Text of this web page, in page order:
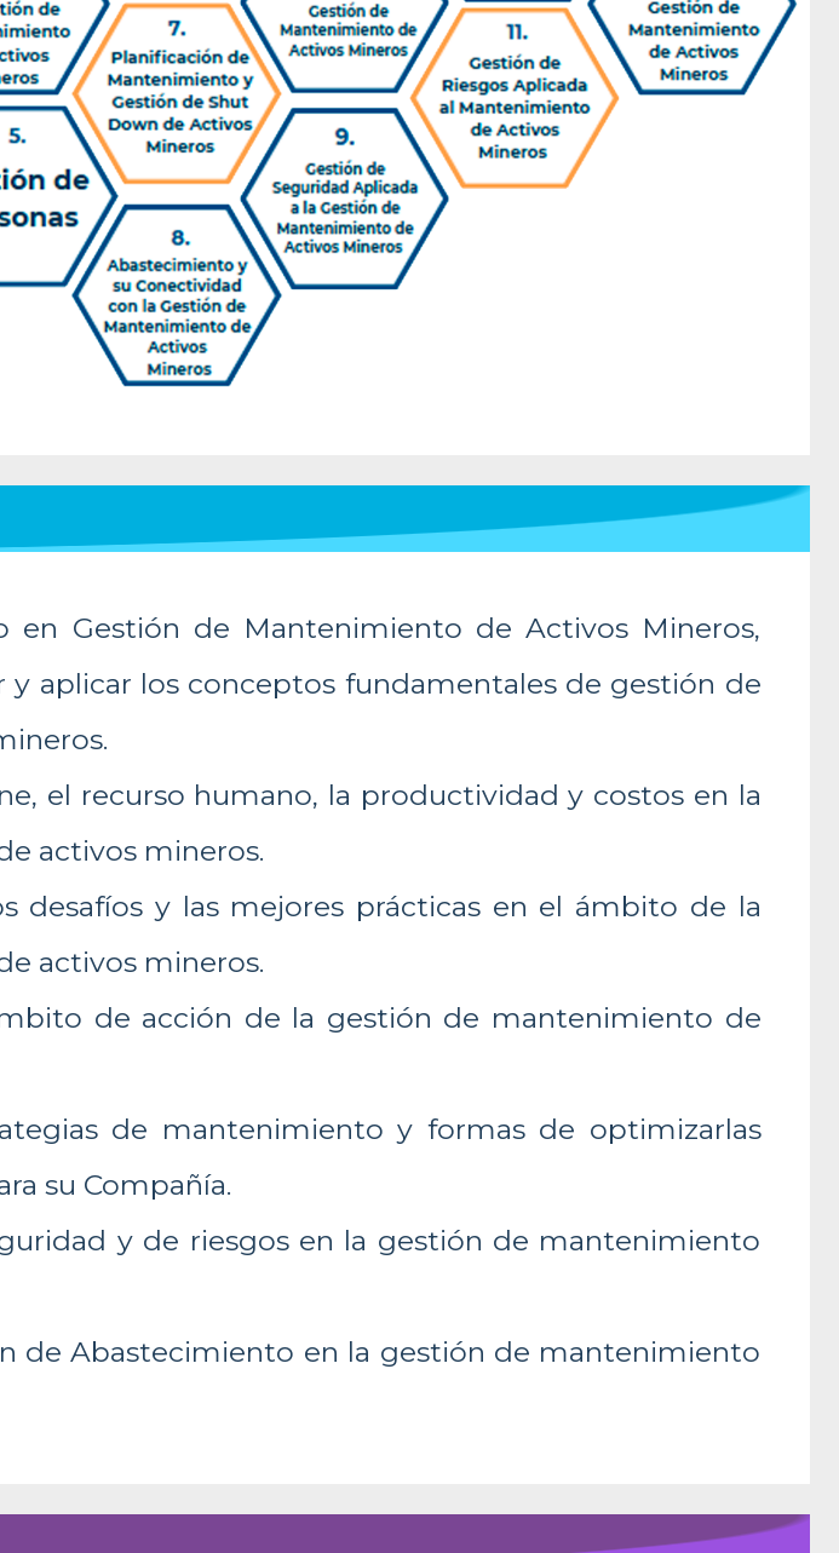
en Gestión de Mantenimiento de Activos Mineros,
y aplicar los conceptos fundamentales de gestión de
el recurso humano, la productividad y costos en la
activos mineros.
desafíos y las mejores prácticas en el ámbito de la
activos mineros.
de acción de la gestión de mantenimiento de
de mantenimiento y formas de optimizarlas
su Compañía.
y de riesgos en la gestión de mantenimiento
de Abastecimiento en la gestión de mantenimiento